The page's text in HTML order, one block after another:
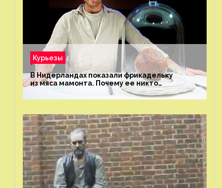
Курьезы
В Нидерландах показали фрикадельку
из мяса мамонта. Почему ее никто